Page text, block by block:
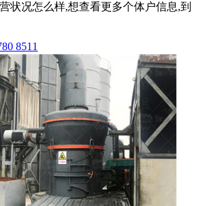
状况怎么样,想查看更多个体户信息,到
8511